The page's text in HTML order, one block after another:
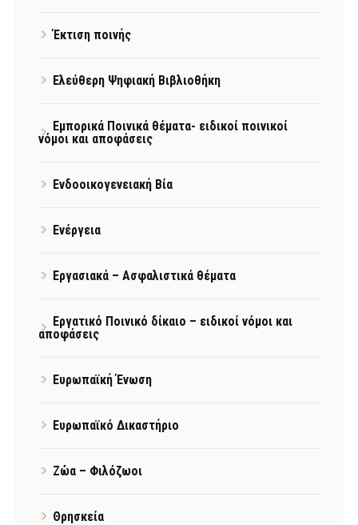
Έκτιση ποινής
Ελεύθερη Ψηφιακή Βιβλιοθήκη
Εμπορικά Ποινικά θέματα- ειδικοί ποινικοί
νόμοι και αποφάσεις
Ενδοοικογενειακή Βία
Ενέργεια
Εργασιακά – Ασφαλιστικά θέματα
Εργατικό Ποινικό δίκαιο – ειδικοί νόμοι και
αποφάσεις
Ευρωπαϊκή Ένωση
Ευρωπαϊκό Δικαστήριο
Ζώα – Φιλόζωοι
Θρησκεία